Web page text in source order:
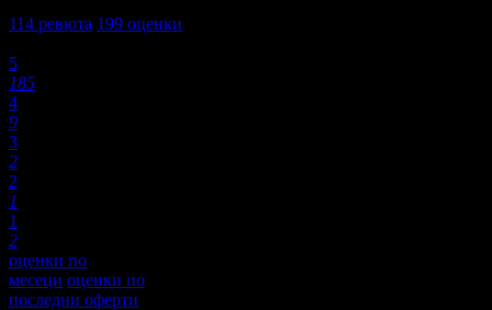
114 ревюта 199 оценки
5
185
4
9
3
2
2
1
1
2
оценки по
месеци оценки по
последни оферти